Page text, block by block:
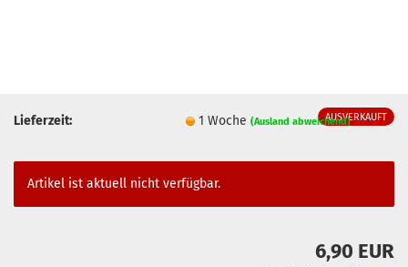
AUSVERKAUFT
Lieferzeit: 1 Woche(Ausland abweichend)
Artikel ist aktuell nicht verfügbar.
6,90 EUR